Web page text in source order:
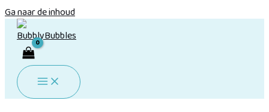
Ga naar de inhoud